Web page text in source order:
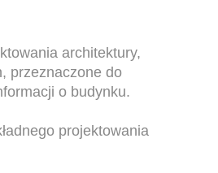
architektury,
przeznaczone do
o budynku.
projektowania